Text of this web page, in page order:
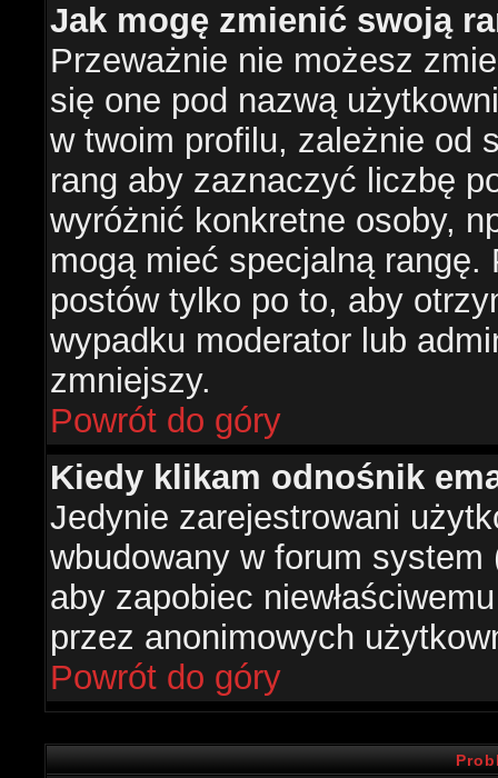
Jak mogę zmienić swoją
Przeważnie nie możesz
się one pod nazwą
w twoim profilu, zależnie od
rang aby zaznaczyć liczbę
wyróżnić konkretne osoby,
mogą mieć specjalną
postów tylko po to, aby
wypadku moderator lub
zmniejszy.
Powrót do góry
Kiedy klikam odnośnik
Jedynie zarejestrowani
wbudowany w forum system
aby zapobiec
przez anonimowych
Powrót do góry